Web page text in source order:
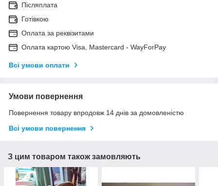
Післяплата
Готівкою
Оплата за реквізитами
Оплата картою Visa, Mastercard - WayForPay
Всі умови оплати
Умови повернення
Повернення товару впродовж 14 днів за домовленістю
Всі умови повернення
З цим товаром також замовляють